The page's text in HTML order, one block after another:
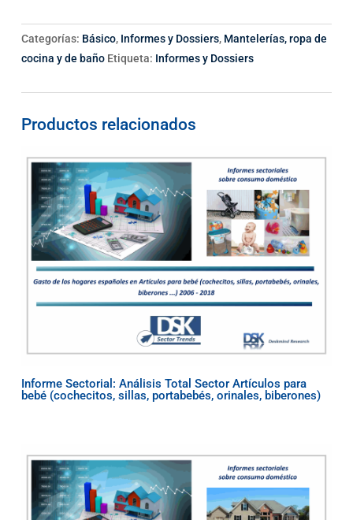
Categorías: Básico, Informes y Dossiers, Mantelerías, ropa de
cocina y de baño Etiqueta: Informes y Dossiers
Productos relacionados
Informe Sectorial: Análisis Total Sector Artículos para
bebé (cochecitos, sillas, portabebés, orinales, biberones)